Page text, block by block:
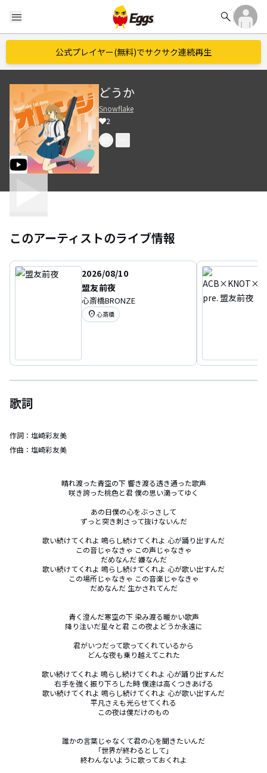
menu search
公式プレイヤー(無料)でサクサク連続再生
どうか
Snowflake
2
このアーティストのライブ情報
2026/08/10
盟友前夜
心斎橋BRONZE
location_on 心斎橋
歌詞
作詞： 塩崎彩友美
作曲： 塩崎彩友美
晴れ渡った青空の下 響き渡る透き通った歌声
咲き誇った桃色と君 僕の思い滴ってゆく
あの日僕の心をぶっさして
ずっと突き刺さって抜けないんだ
歌い続けてくれよ 鳴らし続けてくれよ 心が踊り出すんだ
この音じゃなきゃ この声じゃなきゃ
だめなんだ 嫌なんだ
歌い続けてくれよ 鳴らし続けてくれよ 心が歌い出すんだ
この場所じゃなきゃ この音楽じゃなきゃ
だめなんだ 生かされてんだ
青く澄んだ寒空の下 染み渡る暖かい歌声
降り注いだ星々と君 この夜よどうか永遠に
君がいつだって歌ってくれているから
どんな夜も乗り越えてこれた
歌い続けてくれよ 鳴らし続けてくれよ 心が踊り出すんだ
右手を強く振り下ろした時 僕達は高くつきあげる
歌い続けてくれよ 鳴らし続けてくれよ 心が歌い出すんだ
平凡さえも光らせてくれる
この夜は僕だけのもの
誰かの言葉じゃなくて君の心を聞きたいんだ
「世界が終わるとして」
終わんないように歌っておくれよ